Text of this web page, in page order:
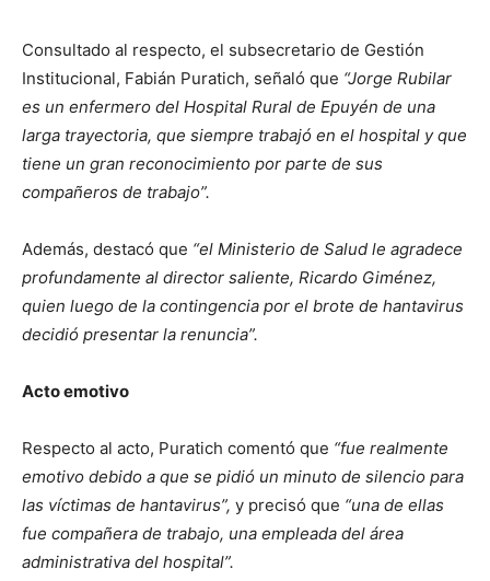
Consultado al respecto, el subsecretario de Gestión
Institucional, Fabián Puratich, señaló que “Jorge Rubilar
es un enfermero del Hospital Rural de Epuyén de una
larga trayectoria, que siempre trabajó en el hospital y que
tiene un gran reconocimiento por parte de sus
compañeros de trabajo”.
Además, destacó que “el Ministerio de Salud le agradece
profundamente al director saliente, Ricardo Giménez,
quien luego de la contingencia por el brote de hantavirus
decidió presentar la renuncia”.
Acto emotivo
Respecto al acto, Puratich comentó que “fue realmente
emotivo debido a que se pidió un minuto de silencio para
las víctimas de hantavirus”, y precisó que “una de ellas
fue compañera de trabajo, una empleada del área
administrativa del hospital”.